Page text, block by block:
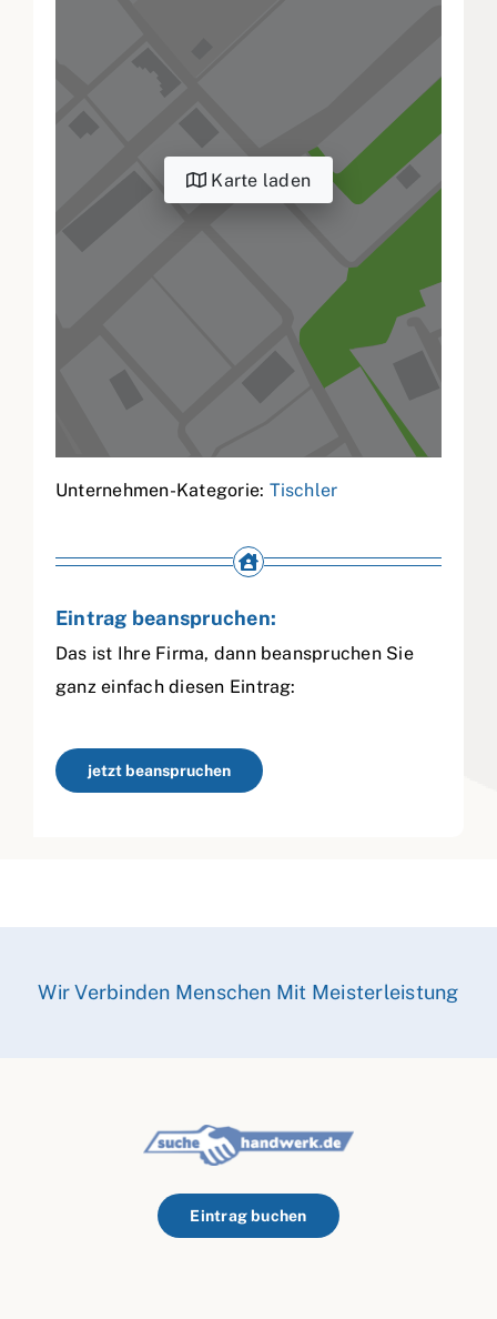
Karte laden
Unternehmen-Kategorie: Tischler
Eintrag beanspruchen:
Das ist Ihre Firma, dann beanspruchen Sie
ganz einfach diesen Eintrag:
jetzt beanspruchen
Wir Verbinden Menschen Mit Meisterleistung
Eintrag buchen